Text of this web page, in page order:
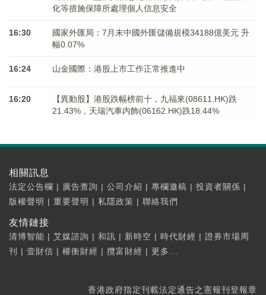
化等措施保障所處理個人信息安全
16:30
國家外匯局：7月末中國外匯儲備規模34188億美元 升
幅0.07%
16:24 山金國際：港股上市工作正常推進中
16:20
【異動股】港股跌幅榜前十，九福來(08611.HK)跌
21.43%，天瑞汽車内飾(06162.HK)跌18.44%
相關訊息
法定公告欄 | 廣告查詢 | 公司介紹 | 專欄邀稿 | 投資者關係 |
版權聲明 | 重要聲明 | 私隱政策 | 聯絡我們
友情鏈接
清博智能 | 艾媒諮詢 | 和訊 | 新時空 | 時代財經 | 證券市場周
刊
| 壹財信 | 權衡財經 | 攬富財經 | 更多...
香港政府指定刊載法定通告之憲報刊登報章